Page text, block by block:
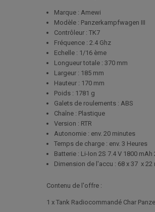
Marque : Amewi
Modèle : Panzerkampfwagen III
Contrôleur : TK7
Fréquence : 2.4 Ghz
Echelle : 1/16 ème
Longueur totale : 370 mm
Largeur : 185 mm
Hauteur : 170 mm
Poids : 1781 g
Galets de roulements : ABS
Chaîne : Plastique
Version : RTR
Autonomie : env. 20 minutes
Temps de charge : env. 3 Heures
Batterie : Li-Ion 2S 7.4 V 1800 mAh
Dimension de l'accu : 68 x 37 x 22
Contenu de l'offre :
1 x Tank Radiocommandé Char